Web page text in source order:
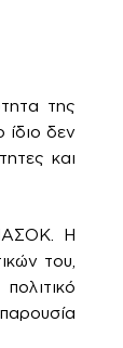
της
δεν
και
Η
του,